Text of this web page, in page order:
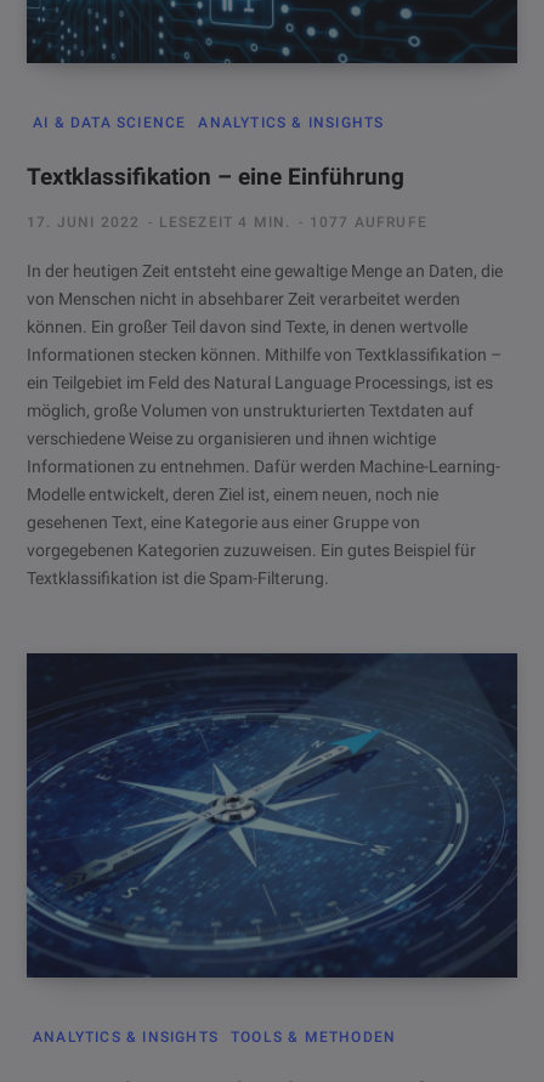
AI & DATA SCIENCE ANALYTICS & INSIGHTS
Textklassifikation – eine Einführung
17. JUNI 2022 LESEZEIT 4 MIN. 1077 AUFRUFE
In der heutigen Zeit entsteht eine gewaltige Menge an Daten, die
von Menschen nicht in absehbarer Zeit verarbeitet werden
können. Ein großer Teil davon sind Texte, in denen wertvolle
Informationen stecken können. Mithilfe von Textklassifikation –
ein Teilgebiet im Feld des Natural Language Processings, ist es
möglich, große Volumen von unstrukturierten Textdaten auf
verschiedene Weise zu organisieren und ihnen wichtige
Informationen zu entnehmen. Dafür werden Machine-Learning-
Modelle entwickelt, deren Ziel ist, einem neuen, noch nie
gesehenen Text, eine Kategorie aus einer Gruppe von
vorgegebenen Kategorien zuzuweisen. Ein gutes Beispiel für
Textklassifikation ist die Spam-Filterung.
ANALYTICS & INSIGHTS TOOLS & METHODEN